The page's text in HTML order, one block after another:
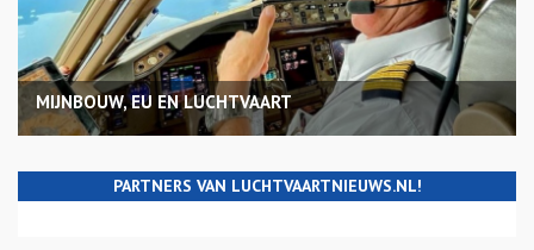
MIJNBOUW, EU EN LUCHTVAART
PARTNERS VAN LUCHTVAARTNIEUWS.NL!